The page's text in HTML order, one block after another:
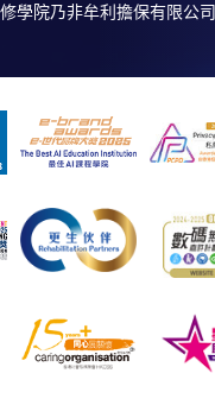
學院乃非牟利擔保有限公司